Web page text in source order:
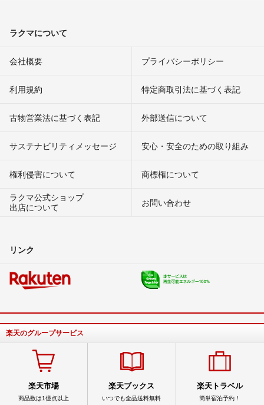
ラクマについて
会社概要 プライバシーポリシー
利用規約 特定商取引法に基づく表記
古物営業法に基づく表記 外部送信について
サステナビリティメッセージ 安心・安全のための取り組み
権利侵害について
商標権について
ラクマ公式ショップ
出店について
お問い合わせ
リンク
楽天のグループサービス
楽天市場
商品数は1億点以上
楽天ブックス
いつでも全品送料無料
楽天トラベル
簡単宿泊予約！